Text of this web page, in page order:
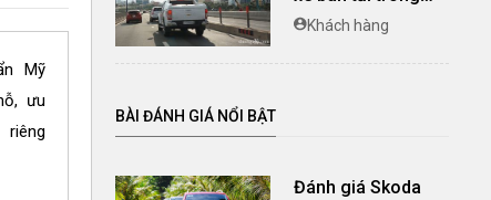
Mỹ
ưu
phốKhách hàng
BÀI ĐÁNH GIÁ NỔI BẬT
Đánh giá Skoda